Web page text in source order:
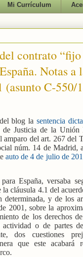
Mi Currículum
contrato “fijo
Notas a
(asunto C-550/
del blog lasentencia
Justicia de la Unión
del art. 267 del
núm. 14 de Madrid,
auto de 4 de julio de
España, versaba
cláusula 4.1 del
determinada, y de los
2001, sobre la
de los derechos
actividad o de partes
dos cuestiones
que este acabará